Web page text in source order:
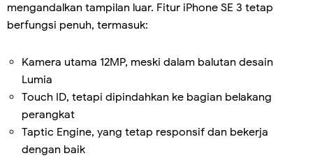
mengandalkan tampilan luar. Fitur iPhone SE 3 tetap
berfungsi penuh, termasuk:
Kamera utama 12MP, meski dalam balutan desain
Lumia
Touch ID, tetapi dipindahkan ke bagian belakang
perangkat
Taptic Engine, yang tetap responsif dan bekerja
dengan baik